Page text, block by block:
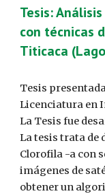
Tesis:
con técnicas
Titicaca
Tesis
Licenciatura en
La Tesis fue
La tesis trata de
Clorofila -a con
imágenes de
obtener un